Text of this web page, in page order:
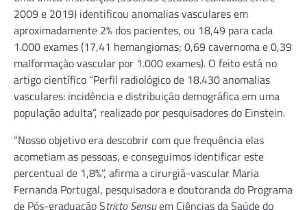
2009 e 2019) identificou anomalias vasculares em
aproximadamente 2% dos pacientes, ou 18,49 para cada
1.000 exames (17,41 hemangiomas; 0,69 cavernoma e 0,39
malformação vascular por 1.000 exames). O feito está no
artigo científico “Perfil radiológico de 18.430 anomalias
vasculares: incidência e distribuição demográfica em uma
população adulta”, realizado por pesquisadores do Einstein.
“Nosso objetivo era descobrir com que frequência elas
acometiam as pessoas, e conseguimos identificar este
percentual de 1,8%”, afirma a cirurgiã-vascular Maria
Fernanda Portugal, pesquisadora e doutoranda do Programa
de Pós-graduação Stricto Sensuem Ciências da Saúde do